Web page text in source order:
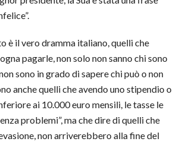
è il vero dramma italiano, quelli che
pagarle, non solo non sanno chi sono
sono in grado di sapere chi può o non
anche quelli che avendo uno stipendio o
ai 10.000 euro mensili, le tasse le
problemi”, ma che dire di quelli che
non arriverebbero alla fine del